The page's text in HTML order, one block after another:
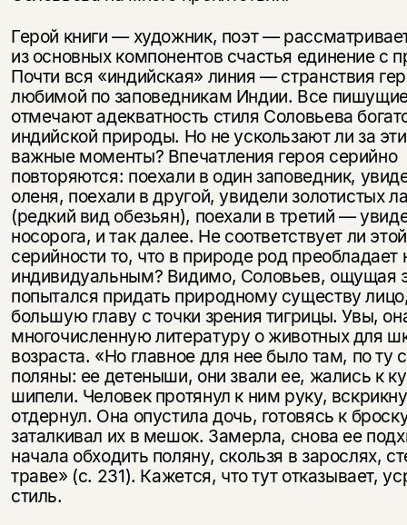
Герой книги — художник, поэт —
из основных компо­нентов счастья единение с
Почти вся «индийская» линия — странствия
любимой по заповедникам Индии. Все
отмечают адекватность стиля Соловьева
индийской природы. Но не ускользают ли за
важные моменты? Впечатления героя серийно
повторяются: поехали в один заповедник,
оленя, поехали в другой, увидели золо­тистых
(редкий вид обезьян), поехали в третий —
носорога, и так далее. Не соответствует ли этой
серийности то, что в природе род преобладает
индивидуальным? Видимо, Соловьев, ощущая
попытался придать при­родному существу
большую главу с точки зрения тигрицы. Увы,
многочисленную литературу о животных для
возраста. «Но главное для нее было там, по ту
поляны: ее детеныши, они звали ее, жались к
шипели. Человек протянул к ним руку,
отдернул. Она опустила дочь, готовясь к
заталкивал их в мешок. Замерла, снова ее
начала обходить поляну, скользя в зарослях,
траве» (с. 231). Кажется, что тут отказывает,
стиль.